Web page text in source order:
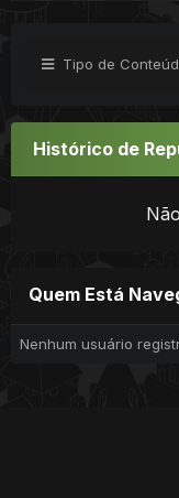
Tipo de
Histórico de
Quem Está
Nenhum usuário